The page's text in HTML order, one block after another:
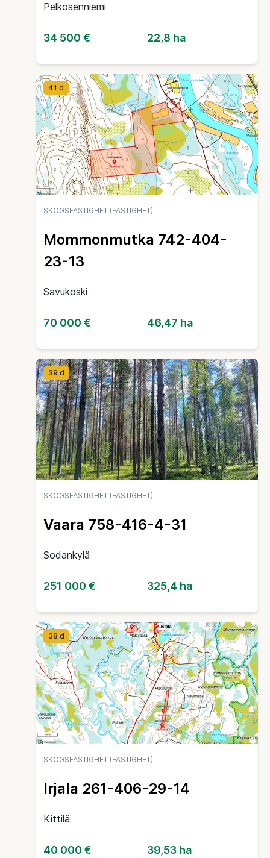
Pelkosenniemi
34 500 € 22,8 ha
41 d
SKOGSFASTIGHET (FASTIGHET)
Mommonmutka 742-404-
23-13
Savukoski
70 000 € 46,47 ha
39 d
SKOGSFASTIGHET (FASTIGHET)
Vaara 758-416-4-31
Sodankylä
251 000 € 325,4 ha
38 d
SKOGSFASTIGHET (FASTIGHET)
Irjala 261-406-29-14
Kittilä
40 000 € 39,53 ha